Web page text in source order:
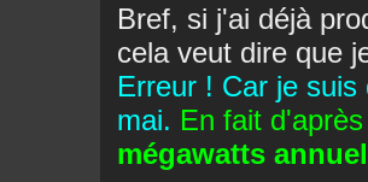
Bref, si j'ai déjà
cela veut dire que
Erreur ! Car je
mai. En fait
mégawatts